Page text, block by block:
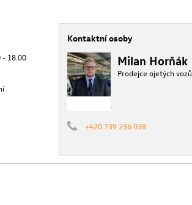
- 18.00
Kontaktní osoby
Milan Horňák
Prodejce ojetých vozů
+420 739 236 038